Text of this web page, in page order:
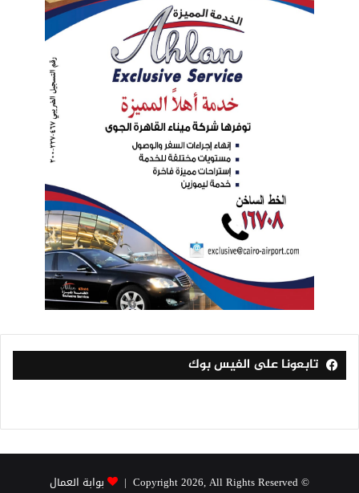
تابعونا على الفيس بوك
© Copyright 2026, All Rights Reserved | بوابة العمال